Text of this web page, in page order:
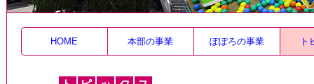
HOME 本部の事業 ぽぽろの事業 ト